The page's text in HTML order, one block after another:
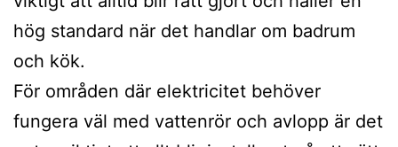
hög standard när det handlar om badrum
och kök.
För områden där elektricitet behöver
fungera väl med vattenrör och avlopp är det